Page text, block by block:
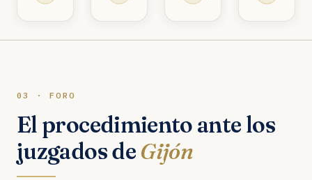
03 · FORO
El procedimiento ante los
juzgados deGijón